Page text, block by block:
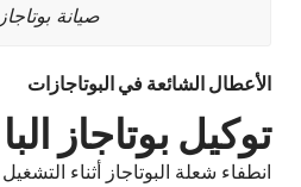
صيانة بوتاجاز
الأعطال الشائعة في البوتاجازات
توكيل بوتاجاز
انطفاء شعلة البوتاجاز أثناء